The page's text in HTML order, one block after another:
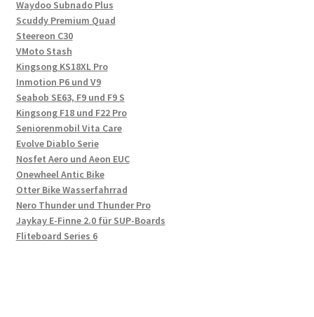
Waydoo Subnado Plus
Scuddy Premium Quad
Steereon C30
VMoto Stash
Kingsong KS18XL Pro
Inmotion P6 und V9
Seabob SE63, F9 und F9 S
Kingsong F18 und F22 Pro
Seniorenmobil Vita Care
Evolve Diablo Serie
Nosfet Aero und Aeon EUC
Onewheel Antic Bike
Otter Bike Wasserfahrrad
Nero Thunder und Thunder Pro
Jaykay E-Finne 2.0 für SUP-Boards
Fliteboard Series 6